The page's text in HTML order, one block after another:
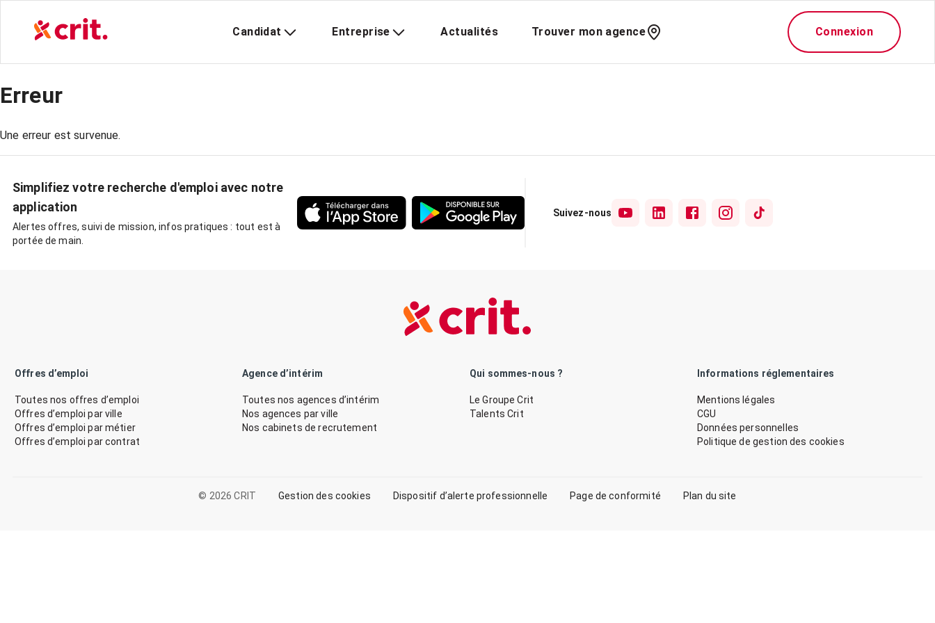
Candidat Entreprise Actualités Trouver mon agence Connexion
Erreur
Une erreur est survenue.
Simplifiez votre recherche d'emploi avec notre
application
Alertes offres, suivi de mission, infos pratiques : tout est à
portée de main.
Suivez-nous
Offres d’emploi
Toutes nos offres d’emploi
Offres d’emploi par ville
Offres d’emploi par métier
Offres d’emploi par contrat
Agence d’intérim
Toutes nos agences d’intérim
Nos agences par ville
Nos cabinets de recrutement
Qui sommes-nous ?
Le Groupe Crit
Talents Crit
Informations réglementaires
Mentions légales
CGU
Données personnelles
Politique de gestion des cookies
© 2026 CRIT Gestion des cookies Dispositif d’alerte professionnelle Page de conformité Plan du site